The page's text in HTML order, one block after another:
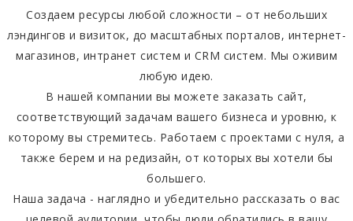
Создаем ресурсы любой сложности – от небольших
лэндингов и визиток, до масштабных порталов, интернет-
магазинов, интранет систем и CRM систем. Мы оживим
любую идею.
В нашей компании вы можете заказать сайт,
соответствующий задачам вашего бизнеса и уровню, к
которому вы стремитесь. Работаем с проектами с нуля, а
также берем и на редизайн, от которых вы хотели бы
большего.
Наша задача - наглядно и убедительно рассказать о вас